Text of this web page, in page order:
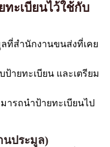
ทะเบียนไว้ใช้กับ
ที่สำนักงานขนส่งที่เคย
ายทะเบียน และเตรียม
ารถนำป้ายทะเบียนไป
นประมูล)